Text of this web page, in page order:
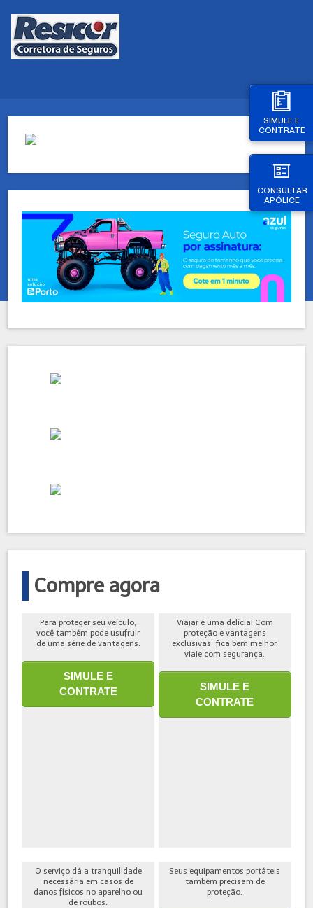
SIMULE E
CONTRATE
CONSULTAR
APÓLICE
Compre agora
Para proteger seu veículo,
você também pode usufruir
de uma série de vantagens.
SIMULE E
CONTRATE
Viajar é uma delícia! Com
proteção e vantagens
exclusivas, fica bem melhor,
viaje com segurança.
SIMULE E
CONTRATE
O serviço dá a tranquilidade
necessária em casos de
danos físicos no aparelho ou
de roubos.
Seus equipamentos portáteis
também precisam de
proteção.